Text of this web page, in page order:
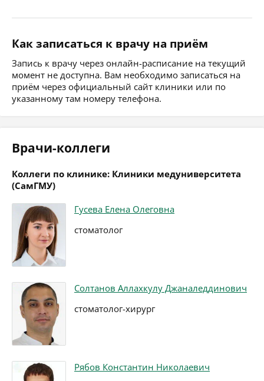
Как записаться к врачу на приём
Запись к врачу через онлайн-расписание на текущий
момент не доступна. Вам необходимо записаться на
приём через официальный сайт клиники или по
указанному там номеру телефона.
Врачи-коллеги
Коллеги по клинике: Клиники медуниверситета
(СамГМУ)
Гусева Елена Олеговна
стоматолог
Солтанов Аллахкулу Джаналеддинович
стоматолог-хирург
Рябов Константин Николаевич